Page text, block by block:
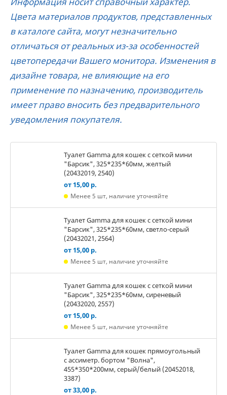
Цвета материалов продуктов, представленных
в каталоге сайта, могут незначительно
отличаться от реальных из-за особенностей
цветопередачи Вашего монитора. Изменения в
дизайне товара, не влияющие на его
применение по назначению, производитель
имеет право вносить без предварительного
уведомления покупателя.
Туалет Gamma для кошек c сеткой мини
"Барсик", 325*235*60мм, желтый
(20432019, 2540)
от 15,00 р.
Менее 5 шт, наличие уточняйте
Туалет Gamma для кошек c сеткой мини
"Барсик", 325*235*60мм, светло-серый
(20432021, 2564)
от 15,00 р.
Менее 5 шт, наличие уточняйте
Туалет Gamma для кошек c сеткой мини
"Барсик", 325*235*60мм, сиреневый
(20432020, 2557)
от 15,00 р.
Менее 5 шт, наличие уточняйте
Туалет Gamma для кошек прямоугольный
с ассиметр. бортом "Волна",
455*350*200мм, серый/белый (20452018,
3387)
от 33,00 р.